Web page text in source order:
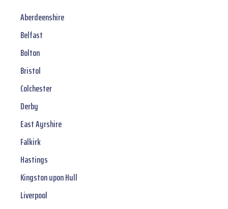
Aberdeenshire
Belfast
Bolton
Bristol
Colchester
Derby
East Ayrshire
Falkirk
Hastings
Kingston upon Hull
Liverpool